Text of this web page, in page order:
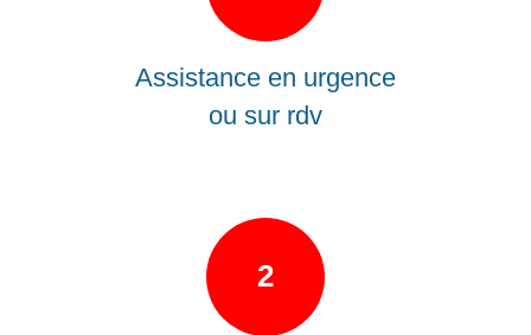
Assistance en urgence
ou sur rdv
2